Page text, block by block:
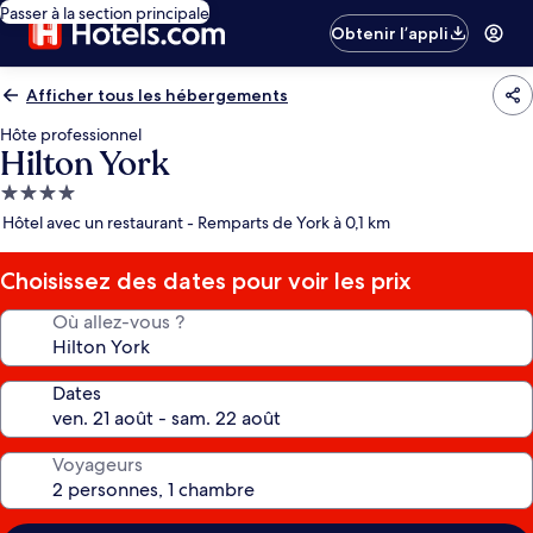
Passer à la section principale
Obtenir l’appli
Afficher tous les hébergements
Hôte professionnel
Hilton York
Hébergement
4.0 étoiles
Hôtel avec un restaurant - Remparts de York à 0,1 km
Choisissez des dates pour voir les prix
Où allez-vous ?
Dates
Voyageurs